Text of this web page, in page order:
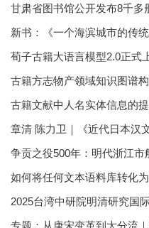
甘肃省图书馆公开发布8千多
新书：《一个海滨城市的传
荀子古籍大语言模型2.0正式
古籍方志物产领域知识图谱
古籍文献中人名实体信息的
章清 陈力卫｜《近代日本汉
争贡之役500年：明代浙江
如何将任何文本语料库转化
2025台湾中研院明清研究国
专题：从唐宋变革到大分流